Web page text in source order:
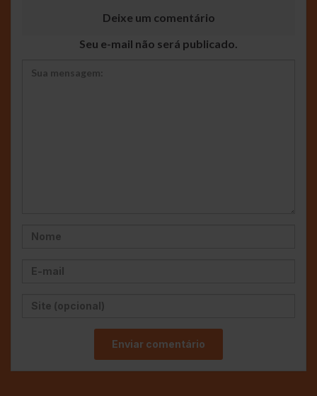
Deixe um comentário
Seu e-mail não será publicado.